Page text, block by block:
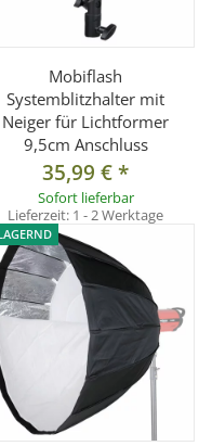
und Außendiffusor,
Mobiflash
Systemblitzhalter mit
Neiger für Lichtformer
9,5cm Anschluss
35,99 €*
Sofort lieferbar
Lieferzeit: 1 - 2 Werktage